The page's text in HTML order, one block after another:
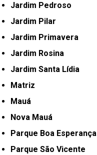
Jardim Pedroso
Jardim Pilar
Jardim Primavera
Jardim Rosina
Jardim Santa Lídia
Matriz
Mauá
Nova Mauá
Parque Boa Esperança
Parque São Vicente